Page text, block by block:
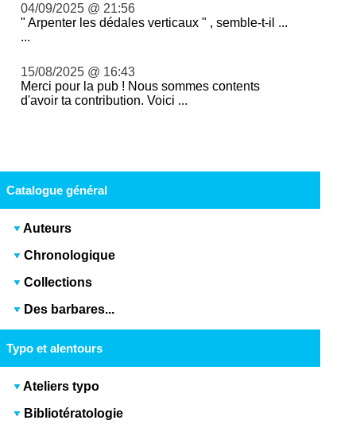
04/09/2025 @ 21:56
" Arpenter les dédales verticaux " , semble-t-il ...
...
15/08/2025 @ 16:43
Merci pour la pub ! Nous sommes contents
d'avoir ta contribution. Voici ...
Catalogue général
Auteurs
Chronologique
Collections
Des barbares...
Typo et alentours
Ateliers typo
Bibliotératologie